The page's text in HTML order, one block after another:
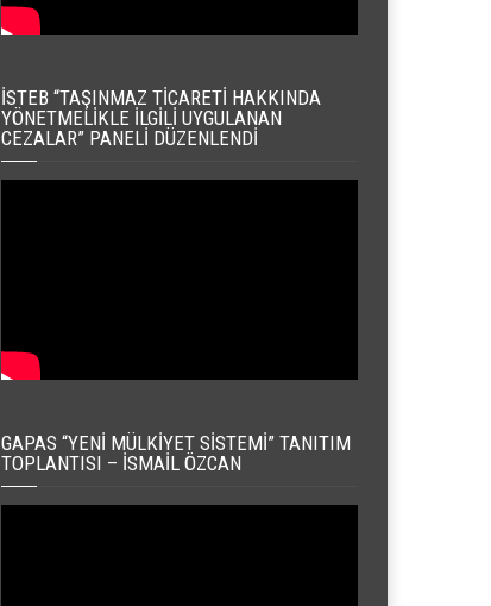
İSTEB “TAŞINMAZ TICARETI HAKKINDA
YÖNETMELIKLE İLGILI UYGULANAN
CEZALAR” PANELI DÜZENLENDI
GAPAS “YENI MÜLKIYET SISTEMI” TANITIM
TOPLANTISI – İSMAIL ÖZCAN